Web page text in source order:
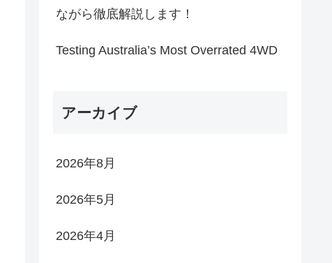
ながら徹底解説します！
Testing Australia’s Most Overrated 4WD
アーカイブ
2026年8月
2026年5月
2026年4月